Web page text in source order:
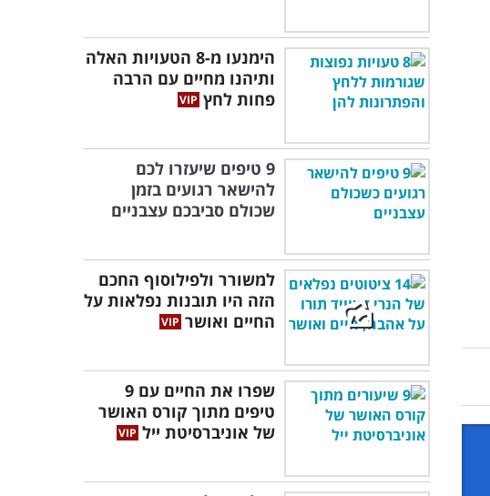
הימנעו מ-8 הטעויות האלה
ותיהנו מחיים עם הרבה
פחות לחץ
9 טיפים שיעזרו לכם
להישאר רגועים בזמן
שכולם סביבכם עצבניים
למשורר ולפילוסוף החכם
הזה היו תובנות נפלאות על
החיים ואושר
שפרו את החיים עם 9
טיפים מתוך קורס האושר
של אוניברסיטת ייל